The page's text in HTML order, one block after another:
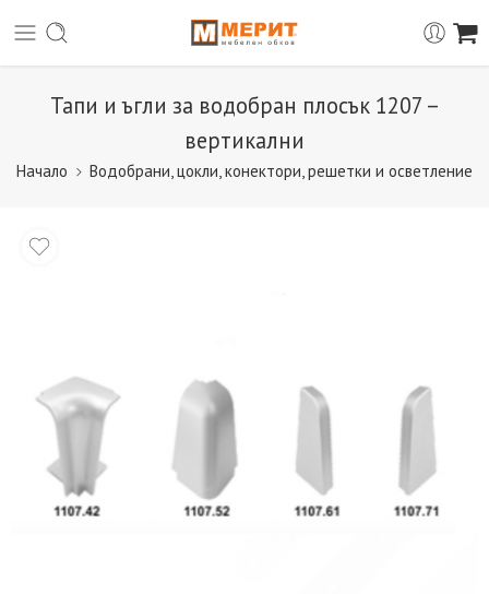
Тапи и ъгли за водобран плосък 1207 –
вертикални
Начало Водобрани, цокли, конектори, решетки и осветление